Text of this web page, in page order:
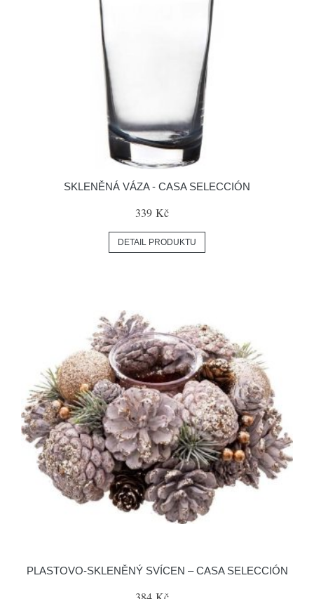
SKLENĚNÁ VÁZA - CASA SELECCIÓN
339 Kč
DETAIL PRODUKTU
PLASTOVO-SKLENĚNÝ SVÍCEN – CASA SELECCIÓN